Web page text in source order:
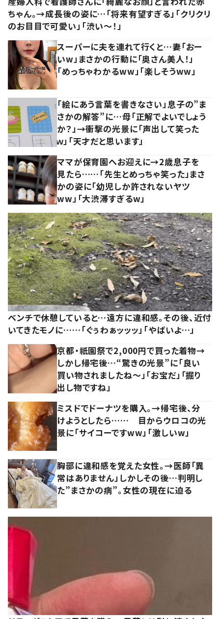
ちゃん。→成長後の姿に…「将来有望すぎる」「クリクリ
のお目目で可愛い」「渋い～！」
スーパーに夫を連れて行くと…妻「おー
いw」まさかの行動に「奥さん美人！」
「めっちゃわかるww」「楽しそうww」
「絵にあう言葉を書きなさい」息子の”ま
さかの解答”に…母「正解でよいでしょう
か？」→衝撃の光景に「声出して笑った
ｗ」「天才だと思います」
ママが保育園へお迎えに→2歳息子を
見たら……「先生とめっちゃ笑った」まさ
かの姿に「幼児しか許されないヤツ
ww」「大渋滞すぎるw」
ベンチで休憩していると…遠方に違和感。その後、近付
いてきたモノに……「ぐぅわぁッッッ」「やばいよ…」
京都・祇園祭で2,000円で買った着物→
しかし帰宅後…“驚きの光景”に「良い
買い物されましたね～」「お宝だ」「掘り
出し物ですね」
ミスドでドーナツを購入。→帰宅後、分
けようとしたら…… 目からウロコの光
景に「サイコーですww」「激しいw」
胸部に違和感を覚えた女性。→医師「異
常はありません」しかしその後…判明し
た”まさかの病”。女性の現在に迫る